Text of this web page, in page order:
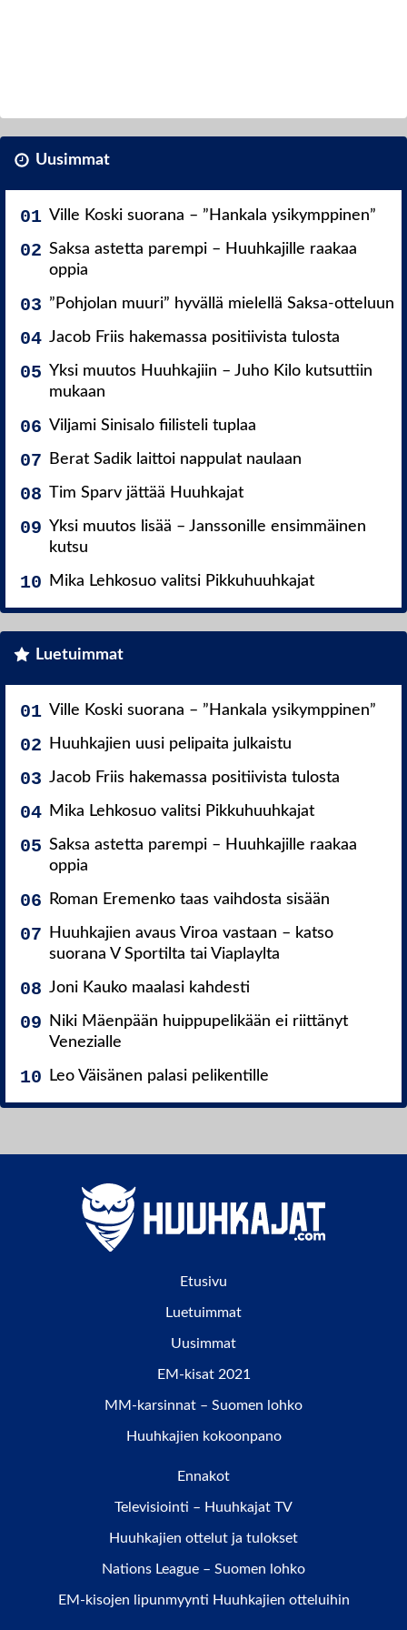
Uusimmat
Ville Koski suorana – ”Hankala ysikymppinen”
Saksa astetta parempi – Huuhkajille raakaa
oppia
”Pohjolan muuri” hyvällä mielellä Saksa-otteluun
Jacob Friis hakemassa positiivista tulosta
Yksi muutos Huuhkajiin – Juho Kilo kutsuttiin
mukaan
Viljami Sinisalo fiilisteli tuplaa
Berat Sadik laittoi nappulat naulaan
Tim Sparv jättää Huuhkajat
Yksi muutos lisää – Janssonille ensimmäinen
kutsu
Mika Lehkosuo valitsi Pikkuhuuhkajat
Luetuimmat
Ville Koski suorana – ”Hankala ysikymppinen”
Huuhkajien uusi pelipaita julkaistu
Jacob Friis hakemassa positiivista tulosta
Mika Lehkosuo valitsi Pikkuhuuhkajat
Saksa astetta parempi – Huuhkajille raakaa
oppia
Roman Eremenko taas vaihdosta sisään
Huuhkajien avaus Viroa vastaan – katso
suorana V Sportilta tai Viaplaylta
Joni Kauko maalasi kahdesti
Niki Mäenpään huippupelikään ei riittänyt
Venezialle
Leo Väisänen palasi pelikentille
Etusivu
Luetuimmat
Uusimmat
EM-kisat 2021
MM-karsinnat – Suomen lohko
Huuhkajien kokoonpano
Ennakot
Televisiointi – Huuhkajat TV
Huuhkajien ottelut ja tulokset
Nations League – Suomen lohko
EM-kisojen lipunmyynti Huuhkajien otteluihin